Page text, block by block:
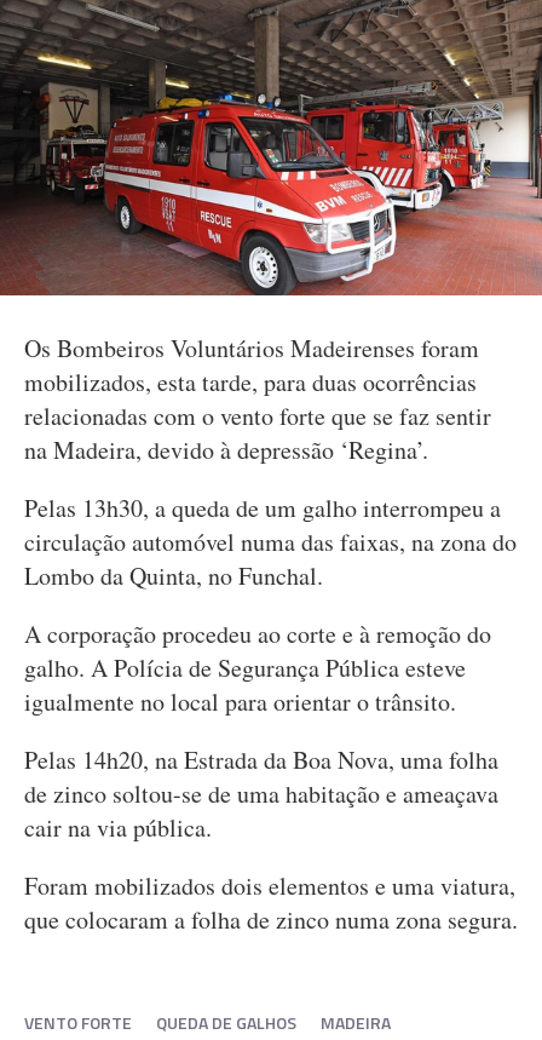
Os Bombeiros Voluntários Madeirenses foram
mobilizados, esta tarde, para duas ocorrências
relacionadas com o vento forte que se faz sentir
na Madeira, devido à depressão ‘Regina’.
Pelas 13h30, a queda de um galho interrompeu a
circulação automóvel numa das faixas, na zona do
Lombo da Quinta, no Funchal.
A corporação procedeu ao corte e à remoção do
galho. A Polícia de Segurança Pública esteve
igualmente no local para orientar o trânsito.
Pelas 14h20, na Estrada da Boa Nova, uma folha
de zinco soltou-se de uma habitação e ameaçava
cair na via pública.
Foram mobilizados dois elementos e uma viatura,
que colocaram a folha de zinco numa zona segura.
VENTO FORTE QUEDA DE GALHOS MADEIRA